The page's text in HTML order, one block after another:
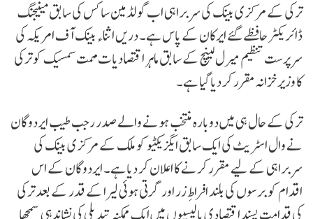
ترکی کے مرکزی بینک کی سربراہی اب گولڈمین ساکس کی سابق مینیجنگ
ڈائریکٹر حافظے گئے ایرکان کے پاس ہے۔ دریں اثناء بینک آف امریکہ کی
سرپرست تنظیم میرل لینچ کے سابق ماہر اقتصادیات مہمت سمسیک کو ترکی
کا وزیر خزانہ مقرر کر دیا گیا ہے۔
ترکی کے حال ہی میں دوبارہ منتخب ہونے والے صدر رجب طیب ایردوگان
نے وال اسٹریٹ کی ایک سابق ایگزیکٹیو کو ملک کے مرکزی بینک کی
سربراہی کے لیے مقرر کرنے کا اعلان کر دیا ہے۔ ایردوگان کے اس
اقدام کو برسوں کی بلند افراطِ زر اور گرتی ہوئی لیرا کے قدر کے بعد ترکی